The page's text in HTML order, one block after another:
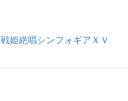
戦姫絶唱シンフォギアＸＶ